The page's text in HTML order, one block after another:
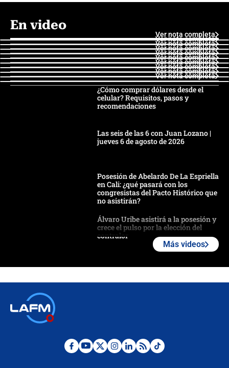
En video
Ver nota completa
Ver nota completa
Ver nota completa
Ver nota completa
Ver nota completa
Ver nota completa
Ver nota completa
Ver nota completa
Ver nota completa
Ver nota completa
¿Cómo comprar dólares desde el
celular? Requisitos, pasos y
recomendaciones
Las seis de las 6 con Juan Lozano |
jueves 6 de agosto de 2026
Posesión de Abelardo De La Espriella
en Cali: ¿qué pasará con los
congresistas del Pacto Histórico que
no asistirán?
Álvaro Uribe asistirá a la posesión y
crece el pulso por la elección del
contralor
Estratega de Abelardo de la Espriella
Más videos